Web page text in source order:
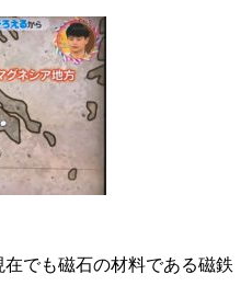
でも磁石の材料である磁鉄